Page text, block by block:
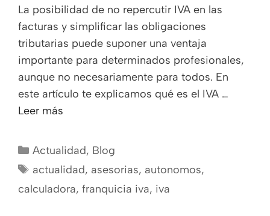
La posibilidad de no repercutir IVA en las
facturas y simplificar las obligaciones
tributarias puede suponer una ventaja
importante para determinados profesionales,
aunque no necesariamente para todos. En
este artículo te explicamos qué es el IVA …
Leer más
Actualidad, Blog
actualidad, asesorias, autonomos,
calculadora, franquicia iva, iva